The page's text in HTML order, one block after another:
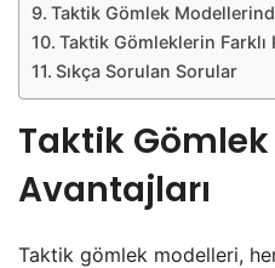
Taktik Gömlek
Taktik Gömleklerin Farklı
Sıkça Sorulan Sorular
Taktik
Avantajları
Taktik gömlek modelleri,